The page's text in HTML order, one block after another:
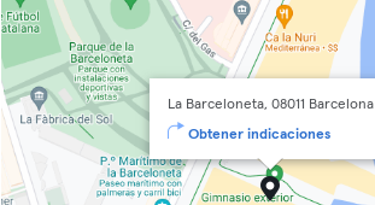
La Barceloneta, 08011 Barcelona
Obtener indicaciones